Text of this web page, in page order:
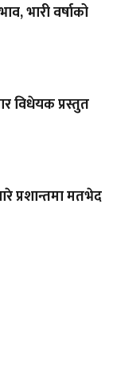
भारी वर्षाको
विधेयक प्रस्तुत
प्रशान्तमा मतभेद